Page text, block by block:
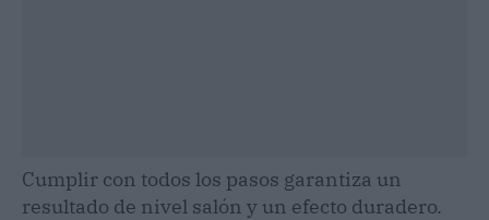
Cumplir con todos los pasos garantiza un
resultado de nivel salón y un efecto duradero.